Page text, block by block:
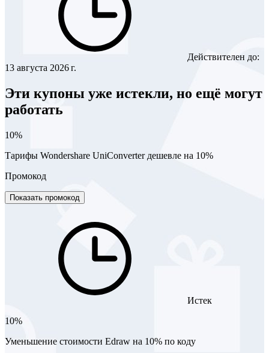
Действителен до:
13 августа 2026 г.
Эти купоны уже истекли, но ещё могут
работать
10%
Тарифы Wondershare UniConverter дешевле на 10%
Промокод
Показать промокод
Истек
10%
Уменьшение стоимости Edraw на 10% по коду